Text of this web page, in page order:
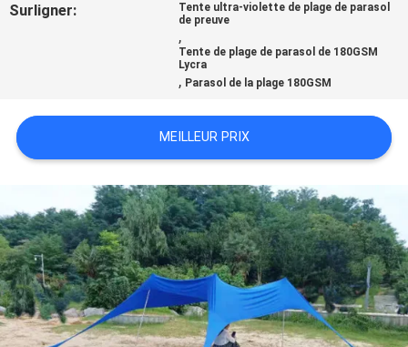
Surligner:
Tente ultra-violette de plage de parasol
de preuve
,
Tente de plage de parasol de 180GSM
Lycra
, Parasol de la plage 180GSM
MEILLEUR PRIX